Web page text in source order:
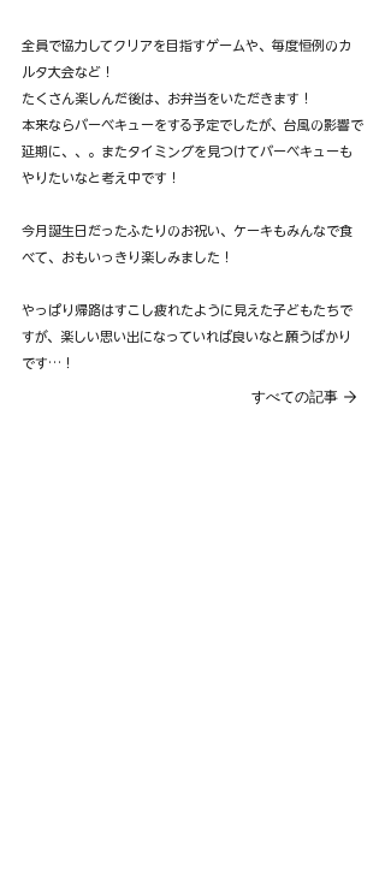
全員で協力してクリアを目指すゲームや、毎度恒例のカ
ルタ大会など！
たくさん楽しんだ後は、お弁当をいただきます！
本来ならバーベキューをする予定でしたが、台風の影響で
延期に、、。またタイミングを見つけてバーベキューも
やりたいなと考え中です！
今月誕生日だったふたりのお祝い、ケーキもみんなで食
べて、おもいっきり楽しみました！
やっぱり帰路はすこし疲れたように見えた子どもたちで
すが、楽しい思い出になっていれば良いなと願うばかり
です…！
すべての記事